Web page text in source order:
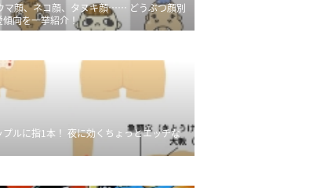
マ顔、ネコ顔、タヌキ顔…… どうぶつ顔別
傾向を一挙紹介！
プルに指1本！ 夜に効くちょっとエッチな